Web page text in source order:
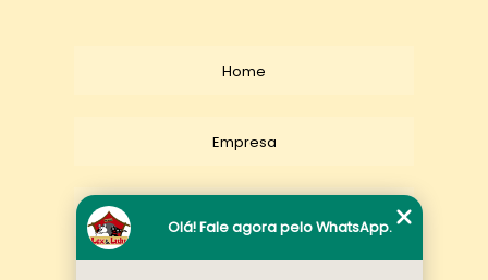
Home
Empresa
Olá! Fale agora pelo WhatsApp.